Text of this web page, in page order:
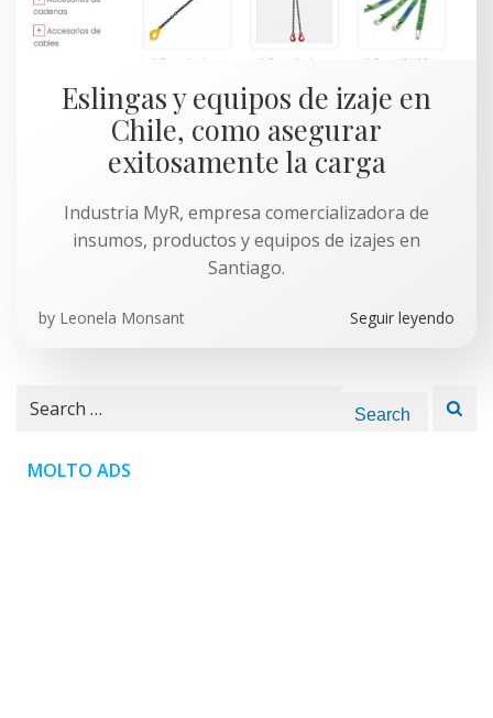
Eslingas y equipos de izaje en
Chile, como asegurar
exitosamente la carga
Industria MyR, empresa comercializadora de
insumos, productos y equipos de izajes en
Santiago.
by Leonela Monsant Seguir leyendo
Search
MOLTO ADS